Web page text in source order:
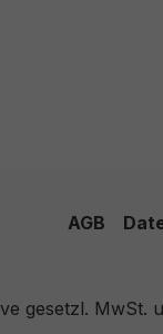
AGB
gesetzl.